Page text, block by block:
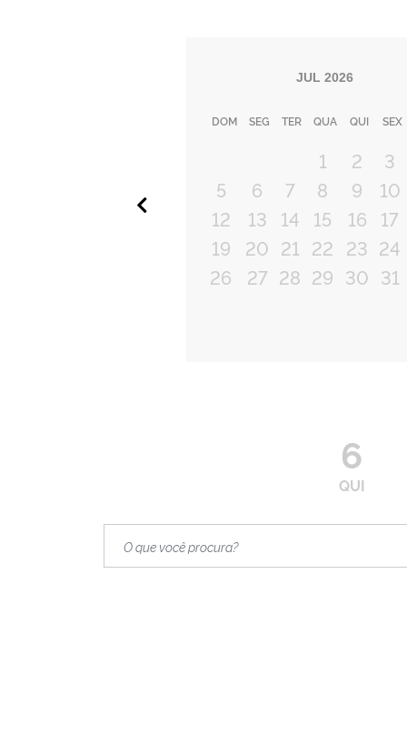
JUL 2026
DOM SEG TER QUA QUI SEX
1 2
3
5
6 7 8 9
10
12
13 14 15 16
17
19
20 21 22 23 24
26
27 28 29 30 31
6
QUI